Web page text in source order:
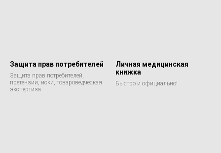
Защита прав потребителей
Защита прав потребителей,
претензии, иски, товароведческая
экспертиза
Личная медицинская
книжка
Быстро и официально!